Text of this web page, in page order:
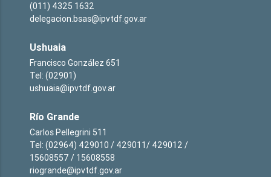
(011) 4325 1632
delegacion.bsas@ipvtdf.gov.ar
Ushuaia
Francisco González 651
Tel: (02901)
ushuaia@ipvtdf.gov.ar
Río Grande
Carlos Pellegrini 511
Tel: (02964) 429010 / 429011/ 429012 /
15608557 / 15608558
riogrande@ipvtdf.gov.ar